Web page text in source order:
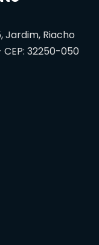
Jardim, Riacho
32250-050